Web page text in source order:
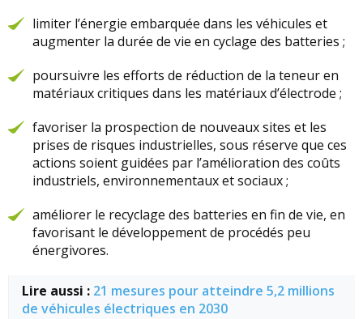
limiter l’énergie embarquée dans les véhicules et
augmenter la durée de vie en cyclage des batteries ;
poursuivre les efforts de réduction de la teneur en
matériaux critiques dans les matériaux d’électrode ;
favoriser la prospection de nouveaux sites et les
prises de risques industrielles, sous réserve que ces
actions soient guidées par l’amélioration des coûts
industriels, environnementaux et sociaux ;
améliorer le recyclage des batteries en fin de vie, en
favorisant le développement de procédés peu
énergivores.
Lire aussi : 21 mesures pour atteindre 5,2 millions
de véhicules électriques en 2030